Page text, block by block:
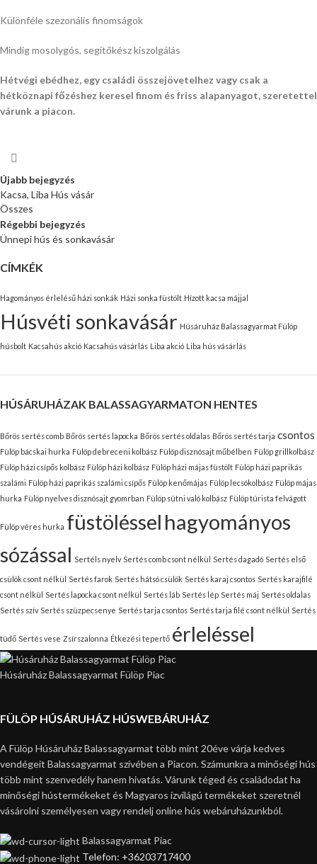
Különféle szezonális finomságok
Mindig mosolygós, segítőkész kiszolgálás
Hétvégi ebédhez, egy családi összejövetelhez vagy csak a
hétköznapi főzéshez keresel finom és friss alapanyagot, szeretettel
várunk a piacon.
Újabb bejegyzés
Kacsa, Liba Hús vásár
Összes
Régebbi bejegyzés
Ünnepi hús és sonkavásár
CÍMKÉK
Hagományos érlelésű házi sonkák Házi sonka füstölt Hízott kacsa májjal
Húsvéti sonkavásár Húsáruház Balassagyarmat Fülöp
húsbolt Kacsahús akció Kacsahús vásárlás Liba akció Liba hús vásárlás
HÚSÁRUHÁZAK BALASSAGYARMATON HENTES
Bőrös sertés comb Bőrös sertés lapocka Bőrös sertés oldalas Bőrös sertés tarja csontos
Fülöp bácskai hurka Fülöp debreceni kolbász Fülöp disznósajt műbélben Fülöp grillkolbász
Fülöp házi csípős kolbász Fülöp házi kolbász Fülöp házi májas füstölt Fülöp házi paprikás
szalámi Fülöp házi paprikás szalámi csípős Fülöp kenőmájas Fülöp lecsókolbász Fülöp májas
hurka Fülöp nyelves disznósajt gyomrban Fülöp sütni való kolbász Fülöp túrista felvágott
Fülöp véres hurka füstöléssel hagyományos
sózással Sertéls nyelv Sertés comb csont nélkül Sertés dagadó Sertés első
csülök csont nélkül Sertés farok Sertés hátsó csülök Sertés karaj csontos Sertés karajfilé
csont nélkül
Sertés lapocka csont nélkül Sertés láb Sertés lép Sertés máj Sertés oldalas
Sertés szív Sertés szüzpecsenye Sertés tarja csontos Sertés tarja filé csont nélkül Sertés
tüdő Sertés vese Zsírszalonna Étkezési tepertő érleléssel
Húsáruház Balassagyarmat Fülöp Piac
FÜLÖP HÚSÁRUHÁZ HÚSWEBÁRUHÁZ
A Fülöp Húsáruház Balassagyarmat több mint 20éve várja kedves
vendégeit Balassagyarmat szívében a Piacon. Számunkra a minőségi hús
több mint szenvedély hanem hivatás. Várunk téged és családodat ha
minőségi hústermékeket és Magyaros ízvilágú termékeket szeretnél
vásárolni személyesen vagy rendelj online hús webáruházunkból.
Balassagyarmat Piac
Telefon: +36203717400